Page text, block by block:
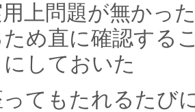
上問題が無かっ
め直に確認する
しておいた
ってもたれるたび